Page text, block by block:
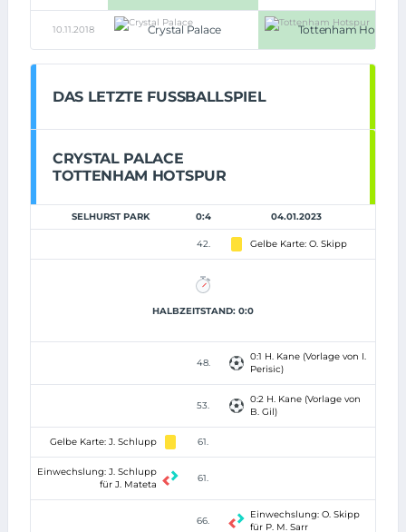
10.11.2018 Crystal Palace Tottenham Hotspur
DAS LETZTE FUSSBALLSPIEL
CRYSTAL PALACE
TOTTENHAM HOTSPUR
SELHURST PARK 0:4 04.01.2023
42. Gelbe Karte: O. Skipp
HALBZEITSTAND: 0:0
48.
0:1 H. Kane (Vorlage von I.
Perisic)
53.
0:2 H. Kane (Vorlage von
B. Gil)
Gelbe Karte: J. Schlupp 61.
Einwechslung: J. Schlupp
für J. Mateta
61.
66.
Einwechslung: O. Skipp
für P. M. Sarr